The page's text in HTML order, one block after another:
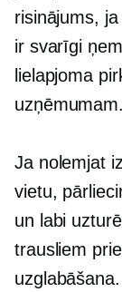
risinājums,
ir svarīgi
lielapjoma
uzņēmumam.
Ja nolemjat
vietu,
un labi
trausliem